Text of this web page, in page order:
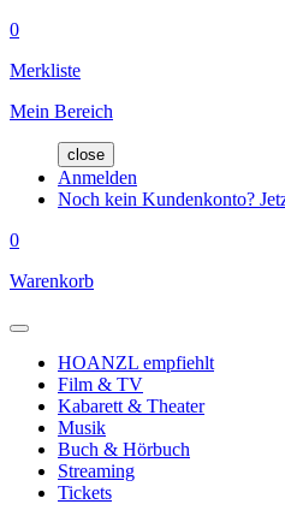
0
Merkliste
Mein Bereich
close
Anmelden
Noch kein Kundenkonto?
0
Warenkorb
HOANZL empfiehlt
Film & TV
Kabarett & Theater
Musik
Buch & Hörbuch
Streaming
Tickets